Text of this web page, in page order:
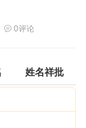
0评论
姓名祥批